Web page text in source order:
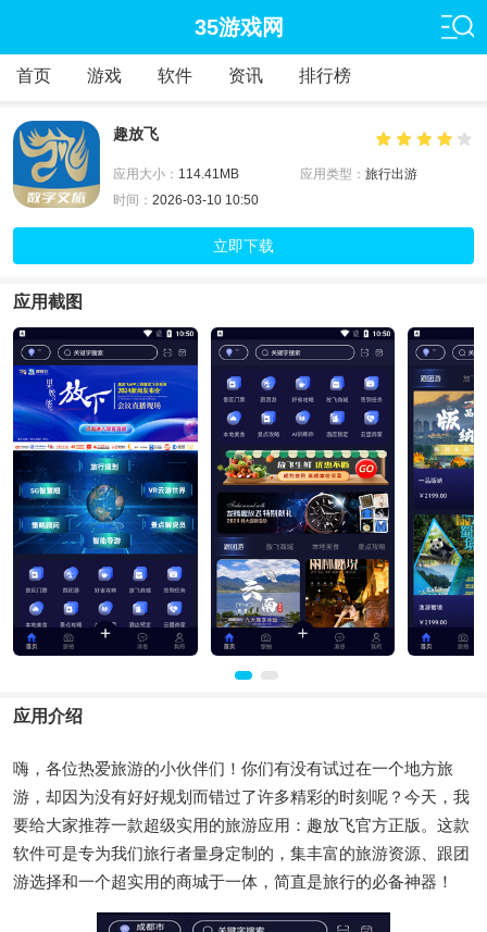
35游戏网
首页 游戏 软件 资讯 排行榜
趣放飞
应用大小： 114.41MB 应用类型： 旅行出游
时间： 2026-03-10 10:50
立即下载
应用截图
应用介绍
嗨，各位热爱旅游的小伙伴们！你们有没有试过在一个地方旅
游，却因为没有好好规划而错过了许多精彩的时刻呢？今天，我
要给大家推荐一款超级实用的旅游应用：趣放飞官方正版。这款
软件可是专为我们旅行者量身定制的，集丰富的旅游资源、跟团
游选择和一个超实用的商城于一体，简直是旅行的必备神器！